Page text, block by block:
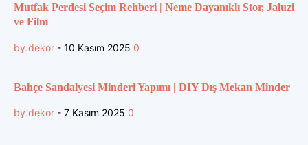
Mutfak Perdesi Seçim Rehberi | Neme Dayanıklı Stor, Jaluzi
ve Film
by.dekor - 10 Kasım 2025 0
Bahçe Sandalyesi Minderi Yapımı | DIY Dış Mekan Minder
by.dekor - 7 Kasım 2025 0